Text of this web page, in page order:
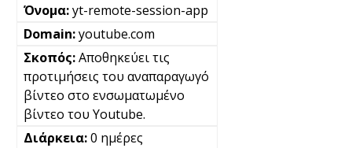
yt-remote-session-app
youtube.com
Αποθηκεύει τις
προτιμήσεις του αναπαραγωγό
βίντεο στο ενσωματωμένο
βίντεο του Youtube.
0 ημέρες